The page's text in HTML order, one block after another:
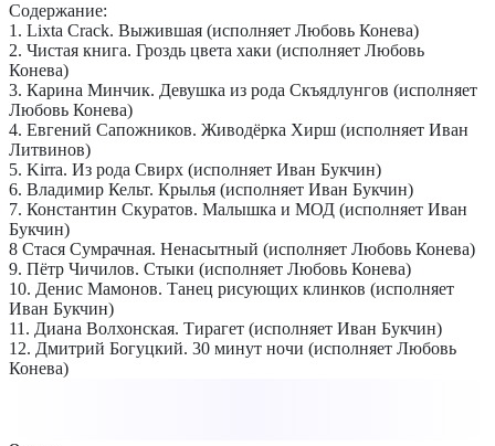
Содержание:
1. Lixta Crack. Выжившая (исполняет Любовь Конева)
2. Чистая книга. Гроздь цвета хаки (исполняет Любовь
Конева)
3. Карина Минчик. Девушка из рода Скъядлунгов (исполняет
Любовь Конева)
4. Евгений Сапожников. Живодёрка Хирш (исполняет Иван
Литвинов)
5. Kirra. Из рода Свирх (исполняет Иван Букчин)
6. Владимир Кельт. Крылья (исполняет Иван Букчин)
7. Константин Скуратов. Малышка и МОД (исполняет Иван
Букчин)
8 Стася Сумрачная. Ненасытный (исполняет Любовь Конева)
9. Пётр Чичилов. Стыки (исполняет Любовь Конева)
10. Денис Мамонов. Танец рисующих клинков (исполняет
Иван Букчин)
11. Диана Волхонская. Тирагет (исполняет Иван Букчин)
12. Дмитрий Богуцкий. 30 минут ночи (исполняет Любовь
Конева)